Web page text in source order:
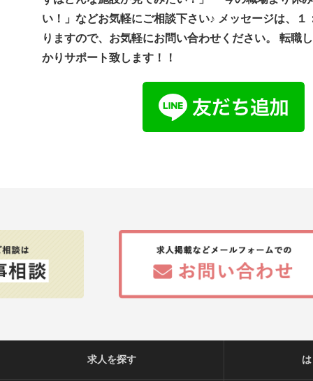
い！」などお気軽にご相談下さい♪ メッセージは、１
りますので、お気軽にお問い合わせください。 転職
かりサポート致します！！
求人を探す